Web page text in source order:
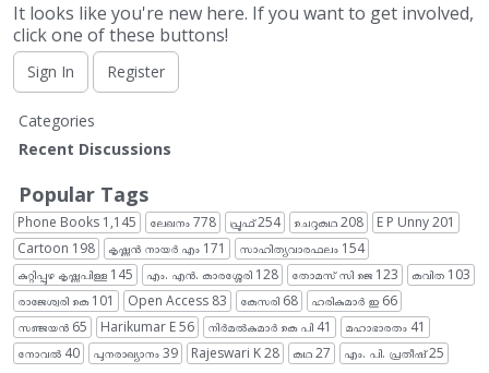
It looks like you're new here. If you want to get involved,
click one of these buttons!
Sign In Register
Q
u
c
k
L
i
n
k
s
Categories
Recent Discussions
Popular Tags
Phone Books 1,145 ലേഖനം778 പ്രൂഫ്254 ചെറുകഥ208 E P Unny201
Cartoon 198 കൃഷ്ണൻ നായർ എം 171 സാഹിത്യവാരഫലം 154
കുറ്റിപ്പുഴ കൃഷ്ണപിള്ള 145 എം. എൻ. കാരശ്ശേരി 128 തോമസ് സി ജെ 123 കവിത 103
രാജേശ്വരി കെ101 Open Access 83 കേസരി 68 ഹരികുമാർ ഇ 66
സഞ്ജയൻ 65 Harikumar E56 നിർമൽകുമാർ കെ പി 41 മഹാഭാരതം 41
നോവൽ 40 പുനരാഖ്യാനം39 Rajeswari K28 കഥ27 എം. പി. പ്രതീഷ്25